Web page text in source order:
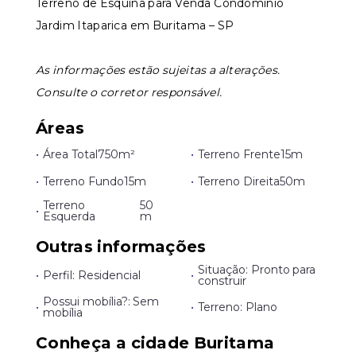
Terreno de Esquina para Venda Condomínio
Jardim Itaparica em Buritama – SP
As informações estão sujeitas a alterações.
Consulte o corretor responsável.
Áreas
• Área Total750m² • Terreno Frente15m
• Terreno Fundo15m • Terreno Direita50m
• Terreno
Esquerda
50
m
Outras informações
• Perfil: Residencial • Situação: Pronto para
construir
• Possui mobília?: Sem
mobília • Terreno: Plano
Conheça a cidade Buritama